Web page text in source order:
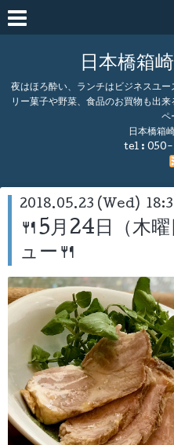
日本橋箱
夜はほろ酔い、ランチはビジネスユ
リー菓子や野菜、食品のお買物も出
ペ
日本橋箱
tel : 050-
2018.05.23 (Wed)
🍴5月24日（木
ュー🍴